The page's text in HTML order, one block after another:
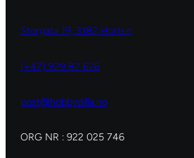
Storgata 19, 3182 Horten
(+47) 929 82 626
post@hobbydilla.no
ORG NR : 922 025 746